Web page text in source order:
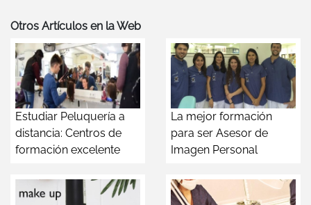
Otros Artículos en la Web
Estudiar Peluquería a
distancia: Centros de
formación excelente
La mejor formación
para ser Asesor de
Imagen Personal